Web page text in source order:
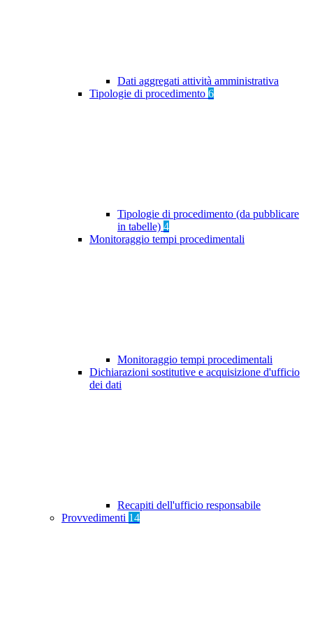
Dati aggregati attività amministrativa
Tipologie di procedimento 6
Tipologie di procedimento (da pubblicare
in tabelle) 4
Monitoraggio tempi procedimentali
Monitoraggio tempi procedimentali
Dichiarazioni sostitutive e acquisizione d'ufficio
dei dati
Recapiti dell'ufficio responsabile
Provvedimenti 14